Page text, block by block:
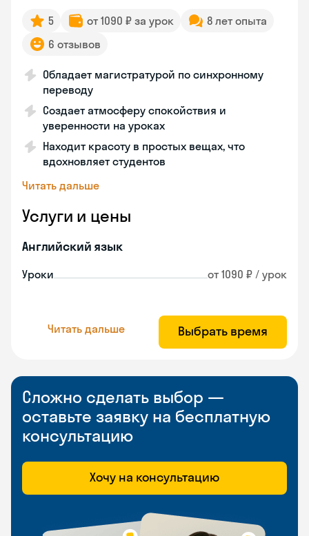
5 от 1090 ₽ за урок
8 лет опыта
6 отзывов
Обладает магистратурой по синхронному
переводу
Создает атмосферу спокойствия и
уверенности на уроках
Находит красоту в простых вещах, что
вдохновляет студентов
Читать дальше
Услуги и цены
Английский язык
Уроки от 1090 ₽ / урок
Читать дальше Выбрать время
Сложно сделать выбор —
оставьте заявку на бесплатную
консультацию
Хочу на консультацию